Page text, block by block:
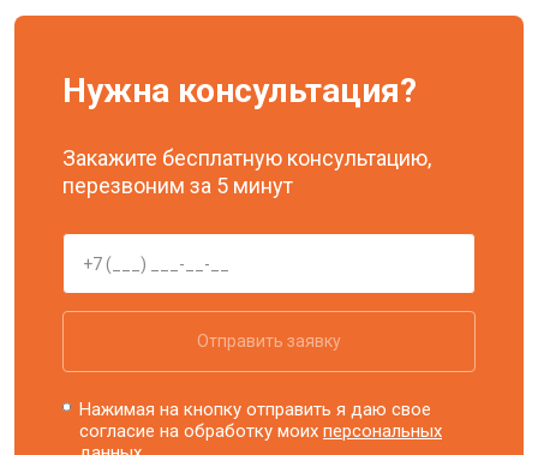
Нужна консультация?
Закажите бесплатную консультацию,
перезвоним за 5 минут
Отправить заявку
Нажимая на кнопку отправить я даю свое
согласие на обработку моихперсональных